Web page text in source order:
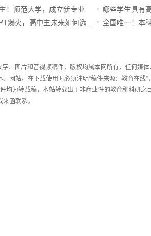
！师范大学，成立新专业
哪些学生具有
全国唯一！本
、图片和音视频稿件，版权均属本网所有，任何媒
网站，在下载使用时必须注明“稿件来源：教育在线”
均为转载稿，本站转载出于非商业性的教育和科研
函联系。